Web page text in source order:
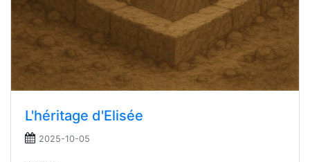
L'héritage d'Elisée
2025-10-05